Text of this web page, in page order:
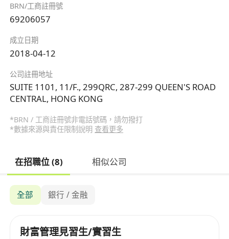
BRN/工商註冊號
69206057
成立日期
2018-04-12
公司註冊地址
SUITE 1101, 11/F., 299QRC, 287-299 QUEEN'S ROAD
CENTRAL, HONG KONG
*BRN / 工商註冊號非電話號碼，請勿撥打
*數據來源與責任限制說明 查看更多
在招職位 (8) 相似公司
全部 銀行 / 金融
財富管理見習生/實習生